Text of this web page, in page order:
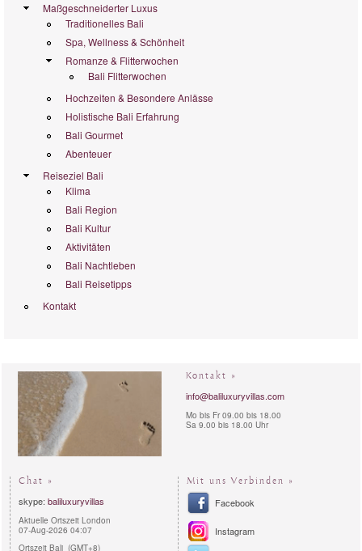
Maßgeschneiderter Luxus
Traditionelles Bali
Spa, Wellness & Schönheit
Romanze & Flitterwochen
Bali Flitterwochen
Hochzeiten & Besondere Anlässe
Holistische Bali Erfahrung
Bali Gourmet
Abenteuer
Reiseziel Bali
Klima
Bali Region
Bali Kultur
Aktivitäten
Bali Nachtleben
Bali Reisetipps
Kontakt
Kontakt »
info@baliluxuryvillas.com
Mo bis Fr 09.00 bis 18.00
Sa 9.00 bis 18.00 Uhr
Chat »
skype: baliluxuryvillas
Aktuelle Ortszeit London
07-Aug-2026 04:07
Ortszeit Bali (GMT+8)
Mit uns Verbinden »
Facebook
Instagram